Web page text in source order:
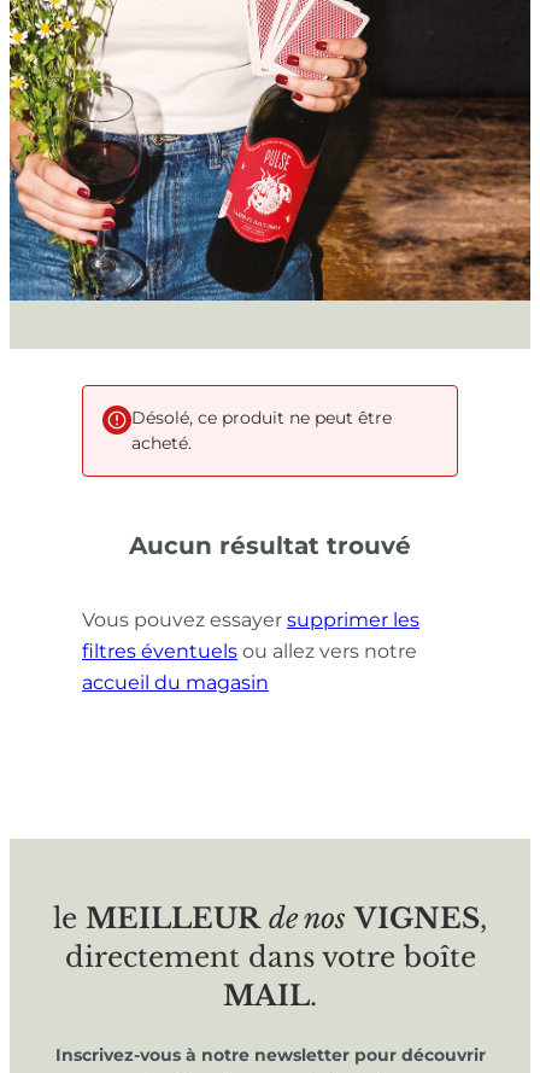
Désolé, ce produit ne peut être
acheté.
Aucun résultat trouvé
Vous pouvez essayer supprimer les
filtres éventuels ou allez vers notre
accueil du magasin
le MEILLEUR de nos VIGNES,
directement dans votre boîte
MAIL.
Inscrivez-vous à notre newsletter pour découvrir